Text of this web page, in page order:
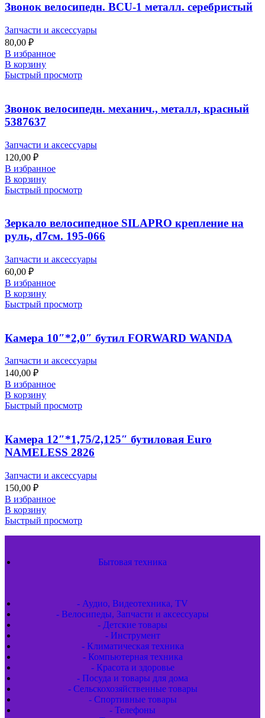
Звонок велосипедн. BCU-1 металл. серебристый
Запчасти и аксессуары
80,00 ₽
В избранное
В корзину
Быстрый просмотр
Звонок велосипедн. механич., металл, красный
5387637
Запчасти и аксессуары
120,00 ₽
В избранное
В корзину
Быстрый просмотр
Зеркало велосипедное SILAPRO крепление на
руль, d7см. 195-066
Запчасти и аксессуары
60,00 ₽
В избранное
В корзину
Быстрый просмотр
Камера 10″*2,0″ бутил FORWARD WANDA
Запчасти и аксессуары
140,00 ₽
В избранное
В корзину
Быстрый просмотр
Камера 12″*1,75/2,125″ бутиловая Euro
NAMELESS 2826
Запчасти и аксессуары
150,00 ₽
В избранное
В корзину
Быстрый просмотр
Бытовая техника
- Аудио, Видеотехника, TV
- Велосипеды, Запчасти и аксессуары
- Детские товары
- Инструмент
- Климатическая техника
- Компьютерная техника
- Красота и здоровье
- Посуда и товары для дома
- Сельскохозяйственные товары
- Спортивные товары
- Телефоны